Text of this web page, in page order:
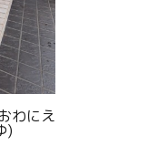
わにえ
)